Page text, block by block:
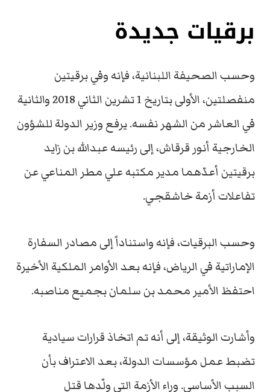
برقيات جديدة
وحسب الصحيفة اللبنانية، فإنه وفي برقيتين
منفصلتين، الأولى بتاريخ 1 تشرين الثاني 2018 والثانية
في العاشر من الشهر نفسه. يرفع وزير الدولة للشؤون
الخارجية أنور قرقاش، إلى رئيسه عبدالله بن زايد
برقيتين أعدّهما مدير مكتبه علي مطر المناعي عن
تفاعلات أزمة خاشقجي.
وحسب البرقيات، فإنه واستناداً إلى مصادر السفارة
الإماراتية في الرياض، فإنه بعد الأوامر الملكية الأخيرة
احتفظ الأمير محمد بن سلمان بجميع مناصبه.
وأشارت الوثيقة، إلى أنه تم اتخاذ قرارات سيادية
تضبط عمل مؤسسات الدولة، بعد الاعتراف بأن
السبب الأساسي. وراء الأزمة التي ولّدها قتل